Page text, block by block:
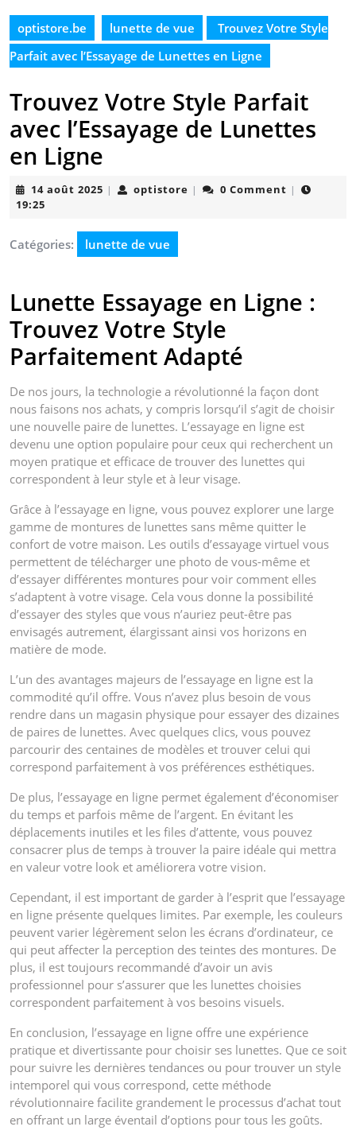
optistore.be lunette de vue
Trouvez Votre Style
Parfait avec l’Essayage de Lunettes en Ligne
Trouvez Votre Style Parfait
avec l’Essayage de Lunettes
en Ligne
14 août 2025 14| optistore optistore
| 0 Comment |
19:25
Catégories: lunette de vue
Lunette Essayage en Ligne :
Trouvez Votre Style
Parfaitement Adapté
De nos jours, la technologie a révolutionné la façon dont
nous faisons nos achats, y compris lorsqu’il s’agit de choisir
une nouvelle paire de lunettes. L’essayage en ligne est
devenu une option populaire pour ceux qui recherchent un
moyen pratique et efficace de trouver des lunettes qui
correspondent à leur style et à leur visage.
Grâce à l’essayage en ligne, vous pouvez explorer une large
gamme de montures de lunettes sans même quitter le
confort de votre maison. Les outils d’essayage virtuel vous
permettent de télécharger une photo de vous-même et
d’essayer différentes montures pour voir comment elles
s’adaptent à votre visage. Cela vous donne la possibilité
d’essayer des styles que vous n’auriez peut-être pas
envisagés autrement, élargissant ainsi vos horizons en
matière de mode.
L’un des avantages majeurs de l’essayage en ligne est la
commodité qu’il offre. Vous n’avez plus besoin de vous
rendre dans un magasin physique pour essayer des dizaines
de paires de lunettes. Avec quelques clics, vous pouvez
parcourir des centaines de modèles et trouver celui qui
correspond parfaitement à vos préférences esthétiques.
De plus, l’essayage en ligne permet également d’économiser
du temps et parfois même de l’argent. En évitant les
déplacements inutiles et les files d’attente, vous pouvez
consacrer plus de temps à trouver la paire idéale qui mettra
en valeur votre look et améliorera votre vision.
Cependant, il est important de garder à l’esprit que l’essayage
en ligne présente quelques limites. Par exemple, les couleurs
peuvent varier légèrement selon les écrans d’ordinateur, ce
qui peut affecter la perception des teintes des montures. De
plus, il est toujours recommandé d’avoir un avis
professionnel pour s’assurer que les lunettes choisies
correspondent parfaitement à vos besoins visuels.
En conclusion, l’essayage en ligne offre une expérience
pratique et divertissante pour choisir ses lunettes. Que ce soit
pour suivre les dernières tendances ou pour trouver un style
intemporel qui vous correspond, cette méthode
révolutionnaire facilite grandement le processus d’achat tout
en offrant un large éventail d’options pour tous les goûts.